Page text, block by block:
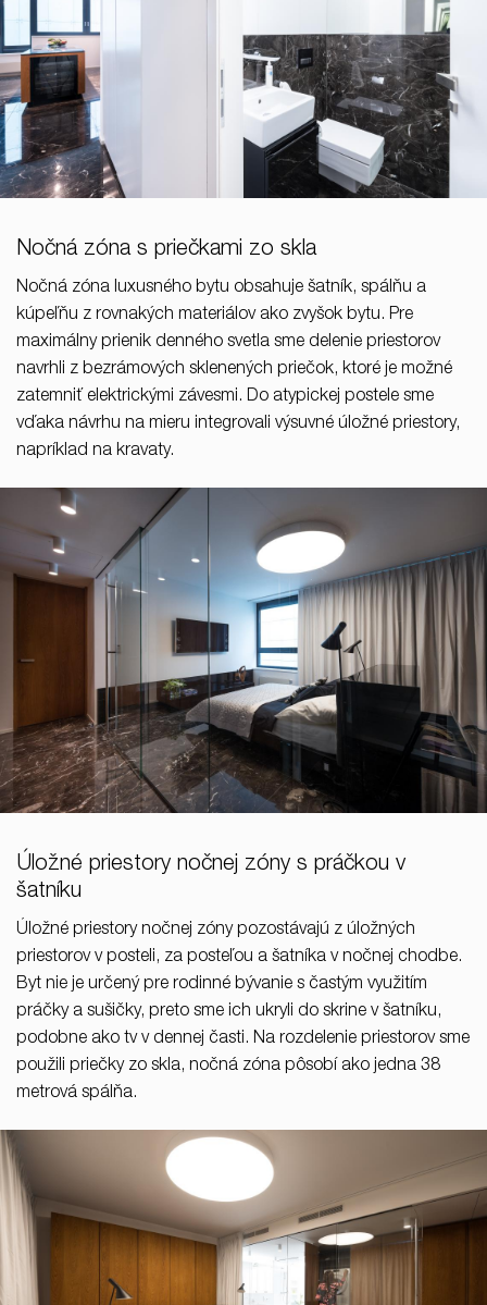
Nočná zóna s priečkami zo skla
Nočná zóna luxusného bytu obsahuje šatník, spálňu a
kúpeľňu z rovnakých materiálov ako zvyšok bytu. Pre
maximálny prienik denného svetla sme delenie priestorov
navrhli z bezrámových sklenených priečok, ktoré je možné
zatemniť elektrickými závesmi. Do atypickej postele sme
vďaka návrhu na mieru integrovali výsuvné úložné priestory,
napríklad na kravaty.
Úložné priestory nočnej zóny s práčkou v
šatníku
Úložné priestory nočnej zóny pozostávajú z úložných
priestorov v posteli, za posteľou a šatníka v nočnej chodbe.
Byt nie je určený pre rodinné bývanie s častým využitím
práčky a sušičky, preto sme ich ukryli do skrine v šatníku,
podobne ako tv v dennej časti. Na rozdelenie priestorov sme
použili priečky zo skla, nočná zóna pôsobí ako jedna 38
metrová spálňa.